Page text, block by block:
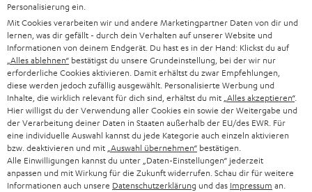
Impressum AGB Datenschutz
Vertrag widerrufen
Personalisierung ein.
Mit Cookies verarbeiten wir und andere Marketingpartner Daten von dir und
lernen, was dir gefällt - durch dein Verhalten auf unserer Website und
Informationen von deinem Endgerät. Du hast es in der Hand: Klickst du auf
„Alles ablehnen“ bestätigst du unsere Grundeinstellung, bei der wir nur
erforderliche Cookies aktivieren. Damit erhältst du zwar Empfehlungen,
diese werden jedoch zufällig ausgewählt. Personalisierte Werbung und
Inhalte, die wirklich relevant für dich sind, erhältst du mit „Alles akzeptieren“.
Hier willigst du der Verwendung aller Cookies ein sowie der Weitergabe und
der Verarbeitung deiner Daten in Staaten außerhalb der EU/des EWR. Für
eine individuelle Auswahl kannst du jede Kategorie auch einzeln aktivieren
bzw. deaktivieren und mit „Auswahl übernehmen“ bestätigen.
Alle Einwilligungen kannst du unter „Daten-Einstellungen“ jederzeit
anpassen und mit Wirkung für die Zukunft widerrufen. Schau dir für weitere
Informationen auch unsere Datenschutzerklärung und das Impressum an.